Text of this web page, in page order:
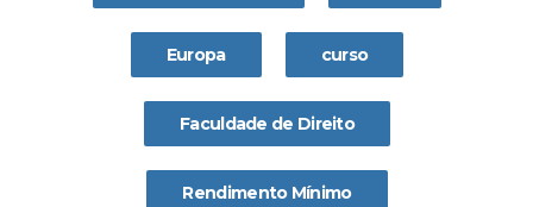
Europa curso
Faculdade de Direito
Rendimento Mínimo